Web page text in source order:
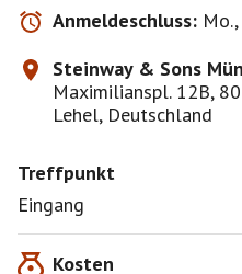
Barnabás Csiszár
Robert Schumann
aus Kreisleriana op. 16: Nr.
sehr rasch - Nr. 8 -
Chen Zhang
cinq morceaux op. 81:
Arlequinade - Mirage -
Claude Debussy
Anmeldeschluss:
Steinway & Sons
Maximilianspl. 12B,
Lehel, Deutschland
Treffpunkt
Eingang
Kosten